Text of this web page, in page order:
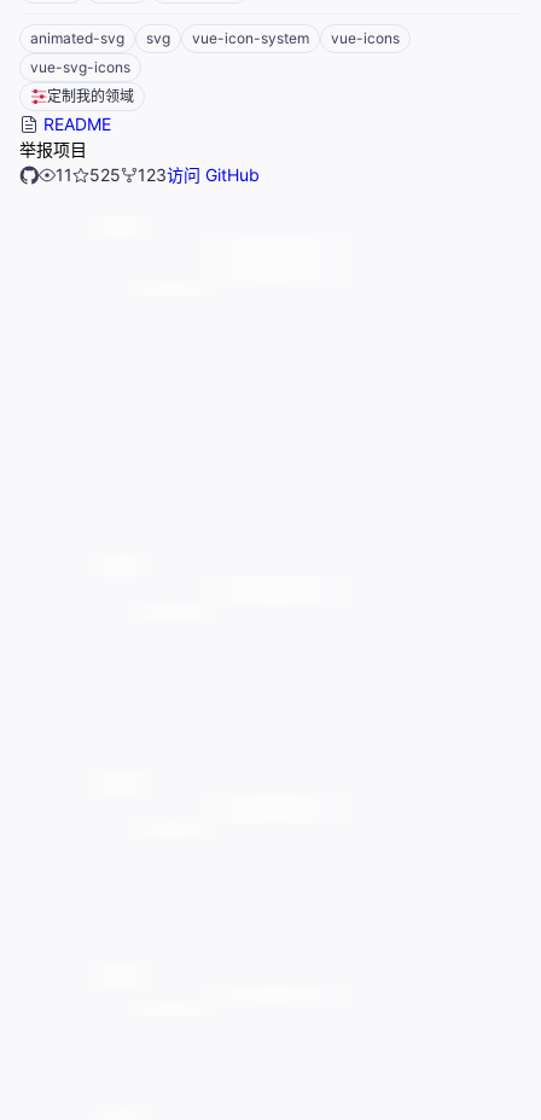
animated-svg svg vue-icon-system
vue-icons
vue-svg-icons
定制我的领域
README
举报项目
11
525 123访问 GitHub